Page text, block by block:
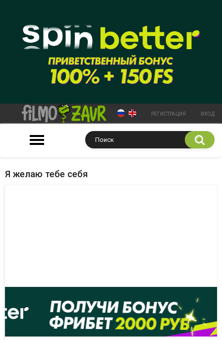
РЕГИСТРАЦИЯ ВХОД
Я желаю тебе себя